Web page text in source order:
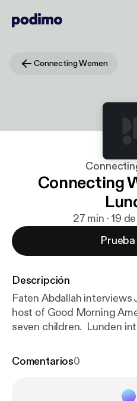
Connecting Women
Connecting
27 min · 19
Descripción
Faten Abdallah interviews
host of Good Morning
seven children. Lunden
Comentarios0